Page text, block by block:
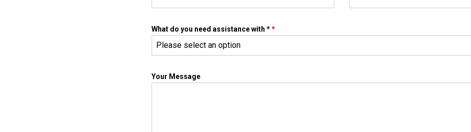
What do you need assistance with **
Please select an option
Your Message